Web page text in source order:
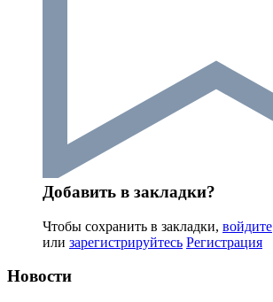
Добавить в закладки?
Чтобы сохранить в закладки, войдите
или зарегистрируйтесь Регистрация
Новости